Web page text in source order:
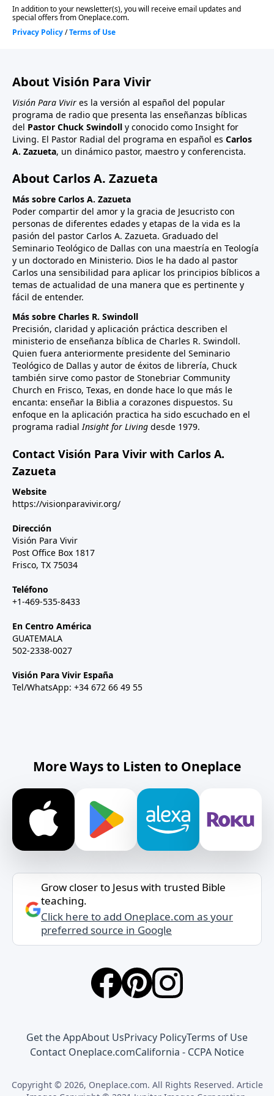
About Visión Para Vivir
Visión Para Vivir es la versión al español del popular
programa de radio que presenta las enseñanzas bíblicas
del Pastor Chuck Swindoll y conocido como Insight for
Living. El Pastor Radial del programa en español es Carlos
A. Zazueta, un dinámico pastor, maestro y conferencista.
About Carlos A. Zazueta
Más sobre Carlos A. Zazueta
Poder compartir del amor y la gracia de Jesucristo con
personas de diferentes edades y etapas de la vida es la
pasión del pastor Carlos A. Zazueta. Graduado del
Seminario Teológico de Dallas con una maestría en Teología
y un doctorado en Ministerio. Dios le ha dado al pastor
Carlos una sensibilidad para aplicar los principios bíblicos a
temas de actualidad de una manera que es pertinente y
fácil de entender.
Más sobre Charles R. Swindoll
Precisión, claridad y aplicación práctica describen el
ministerio de enseñanza bíblica de Charles R. Swindoll.
Quien fuera anteriormente presidente del Seminario
Teológico de Dallas y autor de éxitos de librería, Chuck
también sirve como pastor de Stonebriar Community
Church en Frisco, Texas, en donde hace lo que más le
encanta: enseñar la Biblia a corazones dispuestos. Su
enfoque en la aplicación practica ha sido escuchado en el
programa radialInsight for Living desde 1979.
Contact Visión Para Vivir with Carlos A.
Zazueta
Website
https://visionparavivir.org/
Dirección
Visión Para Vivir
Post Office Box 1817
Frisco, TX 75034
Teléfono
+1-469-535-8433
En Centro América
GUATEMALA
502-2338-0027
Visión Para Vivir España
Tel/WhatsApp: +34 672 66 49 55
More Ways to Listen to Oneplace
Grow closer to Jesus with trusted Bible
teaching.
Click here to add Oneplace.com as your
preferred source in Google
Get the AppAbout UsPrivacy PolicyTerms of Use
Contact Oneplace.comCalifornia - CCPA Notice
Copyright © 2026, Oneplace.com. All Rights Reserved. Article